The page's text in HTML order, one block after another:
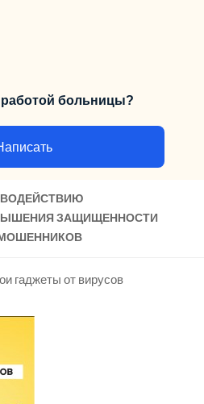
больницы?
ЗАЩИЩЕННОСТИ
от вирусов